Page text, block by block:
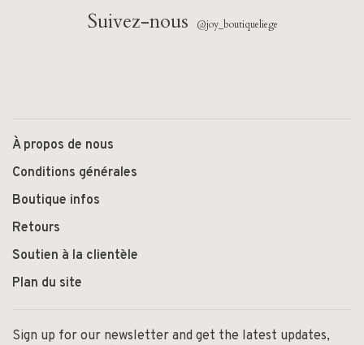
Suivez-nous @joy_boutiqueliege
À propos de nous
Conditions générales
Boutique infos
Retours
Soutien à la clientèle
Plan du site
Sign up for our newsletter and get the latest updates,